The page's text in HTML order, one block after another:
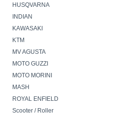
HUSQVARNA
INDIAN
KAWASAKI
KTM
MV AGUSTA
MOTO GUZZI
MOTO MORINI
MASH
ROYAL ENFIELD
Scooter / Roller